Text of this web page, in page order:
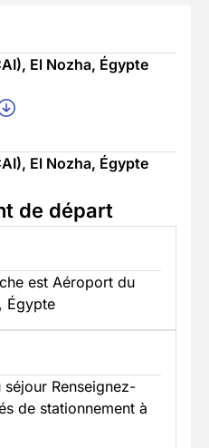
El Nozha, Égypte
El Nozha, Égypte
de départ
est Aéroport du
Égypte
Renseignez-
de stationnement à